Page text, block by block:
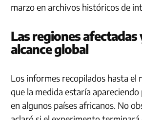
marzo en archivos históricos de
Las regiones afectadas
alcance global
Los informes recopilados hasta el
que la medida estaría
en algunos países africanos. No